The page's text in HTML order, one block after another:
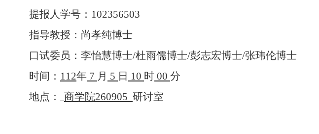
提报人学号： 102356503
指导教授：尚孝纯博士
口试委员：李怡慧博士/杜雨儒博士/彭志宏博士/张玮伦博士
时间： 112年 7 月 5 日 10 时 00 分
地点：
商学院260905 研讨室